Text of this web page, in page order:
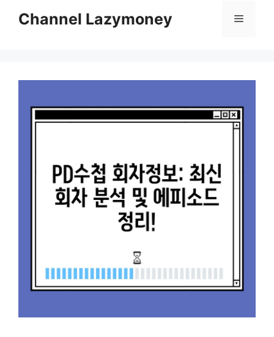
contentChannel Lazymoney Menu